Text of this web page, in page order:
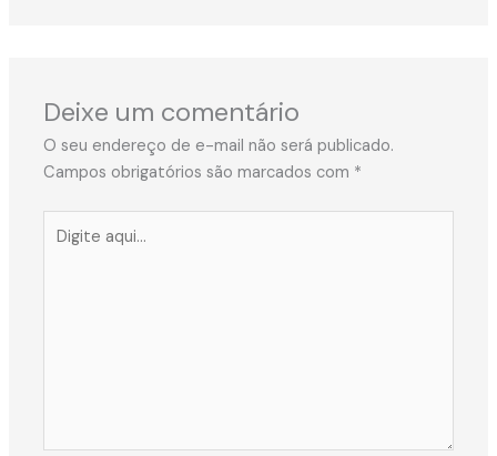
Deixe um comentário
O seu endereço de e-mail não será publicado.
Campos obrigatórios são marcados com *
aqui...